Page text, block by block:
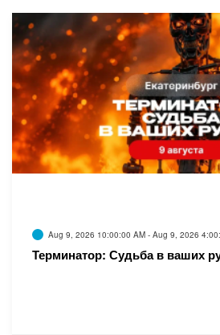
Aug 9, 2026 10:00:00 AM - Aug 9, 2026
Терминатор: Судьба в ваших